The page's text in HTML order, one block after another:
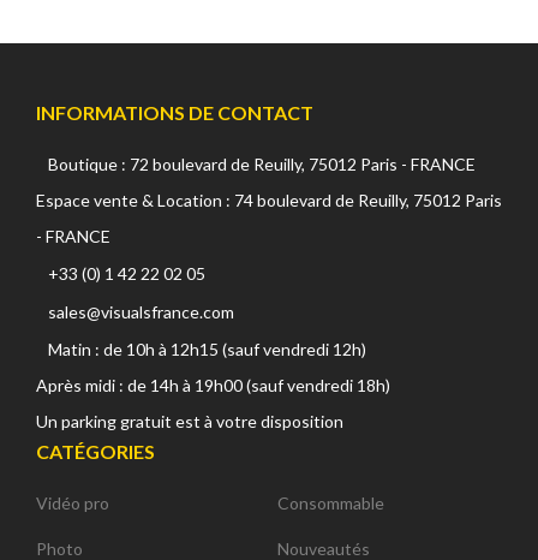
INFORMATIONS DE CONTACT
Boutique : 72 boulevard de Reuilly, 75012 Paris - FRANCE
Espace vente & Location : 74 boulevard de Reuilly, 75012 Paris
- FRANCE
+33 (0) 1 42 22 02 05
sales@visualsfrance.com
Matin : de 10h à 12h15 (sauf vendredi 12h)
Après midi : de 14h à 19h00 (sauf vendredi 18h)
Un parking gratuit est à votre disposition
CATÉGORIES
Vidéo pro
Photo
Consommable
Nouveautés